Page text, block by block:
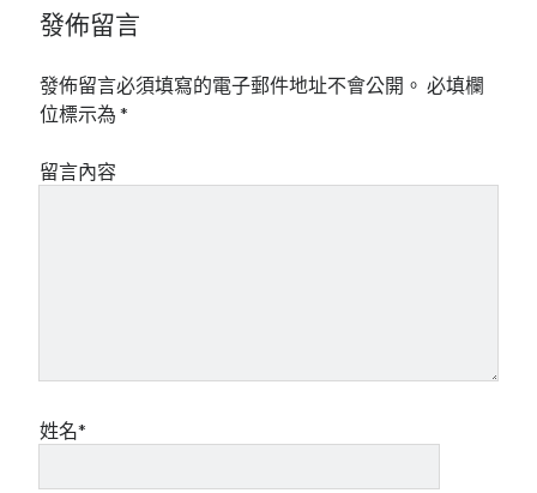
發佈留言
發佈留言必須填寫的電子郵件地址不會公開。 必填欄
位標示為*
留言內容
姓名*